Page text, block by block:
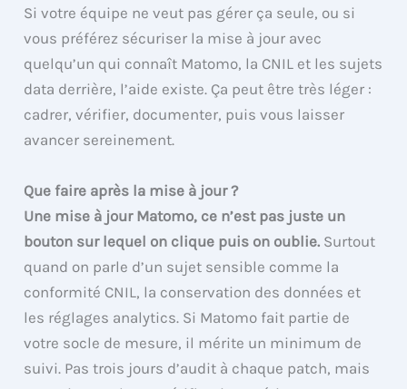
Si votre équipe ne veut pas gérer ça seule, ou si
vous préférez sécuriser la mise à jour avec
quelqu’un qui connaît Matomo, la CNIL et les sujets
data derrière, l’aide existe. Ça peut être très léger :
cadrer, vérifier, documenter, puis vous laisser
avancer sereinement.
Que faire après la mise à jour ?
Une mise à jour Matomo, ce n’est pas juste un
bouton sur lequel on clique puis on oublie. Surtout
quand on parle d’un sujet sensible comme la
conformité CNIL, la conservation des données et
les réglages analytics. Si Matomo fait partie de
votre socle de mesure, il mérite un minimum de
suivi. Pas trois jours d’audit à chaque patch, mais